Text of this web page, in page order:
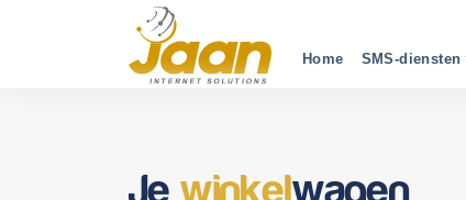
Home SMS-diensten